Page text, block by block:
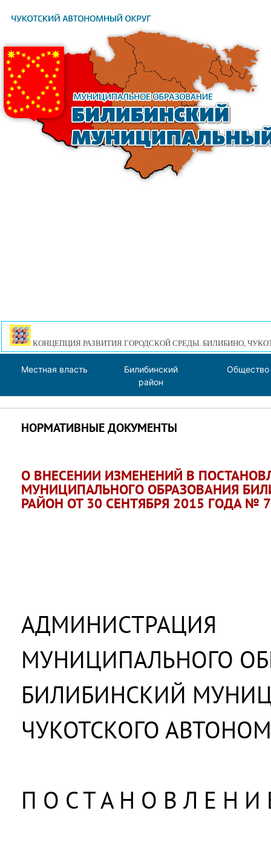
КОНЦЕПЦИЯ РАЗВИТИЯ ГОРОДСКОЙ СРЕДЫ. БИЛИБИНО,
Местная власть
Билибинский
район
Общество
НОРМАТИВНЫЕ ДОКУМЕНТЫ
О ВНЕСЕНИИ ИЗМЕНЕНИЙ В
МУНИЦИПАЛЬНОГО ОБРАЗОВАНИЯ
РАЙОН ОТ 30 СЕНТЯБРЯ 2015 ГОДА №
АДМИНИСТРАЦИЯ
МУНИЦИПАЛЬНОГО
БИЛИБИНСКИЙ
ЧУКОТСКОГО
П О С Т А Н О В Л Е Н И